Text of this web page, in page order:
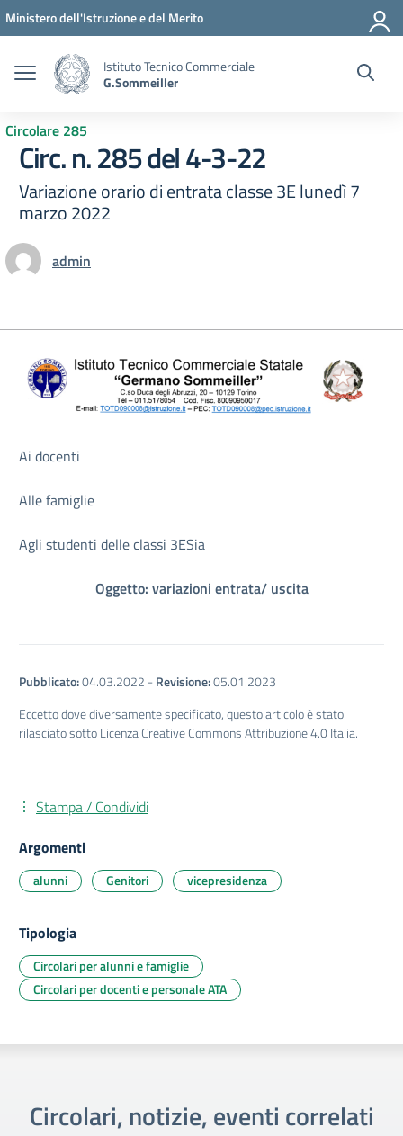
Vai ai contenuti
Vai al menu di navigazione
Vai al footer
Ministero dell'Istruzione e del Merito
Istituto Tecnico Commerciale
G.Sommeiller
Circolare 285
Circ. n. 285 del 4-3-22
Variazione orario di entrata classe 3E lunedì 7
marzo 2022
admin
Ai docenti
Alle famiglie
Agli studenti delle classi 3ESia
Oggetto: variazioni entrata/ uscita
Pubblicato:04.03.2022 -Revisione:05.01.2023
Eccetto dove diversamente specificato, questo articolo è stato
rilasciato sotto Licenza Creative Commons Attribuzione 4.0 Italia.
Stampa / Condividi
Argomenti
alunni Genitori vicepresidenza
Tipologia
Circolari per alunni e famiglie
Circolari per docenti e personale ATA
Circolari, notizie, eventi correlati